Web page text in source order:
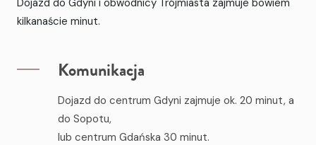
Dojazd do Gdyni i obwodnicy Trójmiasta zajmuje bowiem
kilkanaście minut.
Komunikacja
Dojazd do centrum Gdyni zajmuje ok. 20 minut, a
do Sopotu,
lub centrum Gdańska 30 minut.